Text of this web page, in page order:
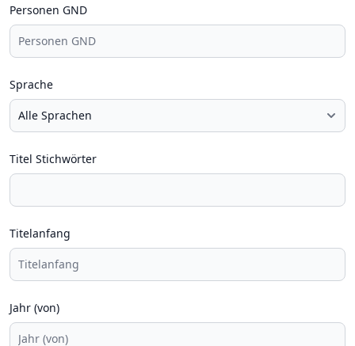
Personen GND
Sprache
Titel Stichwörter
Titelanfang
Jahr (von)